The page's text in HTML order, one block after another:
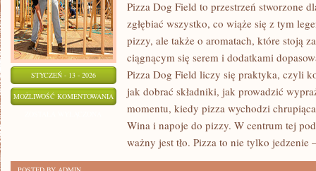
STYCZEŃ - 13 - 2026
MOŻLIWOŚĆ KOMENTOWANIA SKŁADNIKI
DODATKI
Pizza Dog Field to przestrzeń stworzone
zgłębiać wszystko, co wiąże się z tym
pizzy, ale także o aromatach, które stoją
ciągnącym się serem i dodatkami
Pizza Dog Field liczy się praktyka, czyli
jak dobrać składniki, jak prowadzić
momentu, kiedy pizza wychodzi
Wina i napoje do pizzy. W centrum tej
ważny jest tło. Pizza to nie tylko jedzenie